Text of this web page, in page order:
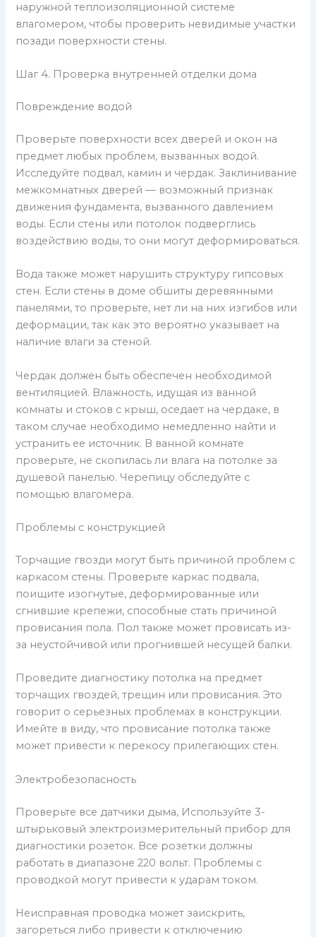
наружной теплоизоляционной системе
влагомером, чтобы проверить невидимые участки
позади поверхности стены.
Шаг 4. Проверка внутренней отделки дома
Повреждение водой
Проверьте поверхности всех дверей и окон на
предмет любых проблем, вызванных водой.
Исследуйте подвал, камин и чердак. Заклинивание
межкомнатных дверей — возможный признак
движения фундамента, вызванного давлением
воды. Если стены или потолок подверглись
воздействию воды, то они могут деформироваться.
Вода также может нарушить структуру гипсовых
стен. Если стены в доме обшиты деревянными
панелями, то проверьте, нет ли на них изгибов или
деформации, так как это вероятно указывает на
наличие влаги за стеной.
Чердак должен быть обеспечен необходимой
вентиляцией. Влажность, идущая из ванной
комнаты и стоков с крыш, оседает на чердаке, в
таком случае необходимо немедленно найти и
устранить ее источник. В ванной комнате
проверьте, не скопилась ли влага на потолке за
душевой панелью. Черепицу обследуйте с
помощью влагомера.
Проблемы с конструкцией
Торчащие гвозди могут быть причиной проблем с
каркасом стены. Проверьте каркас подвала,
поищите изогнутые, деформированные или
сгнившие крепежи, способные стать причиной
провисания пола. Пол также может провисать из-
за неустойчивой или прогнившей несущей балки.
Проведите диагностику потолка на предмет
торчащих гвоздей, трещин или провисания. Это
говорит о серьезных проблемах в конструкции.
Имейте в виду, что провисание потолка также
может привести к перекосу прилегающих стен.
Электробезопасность
Проверьте все датчики дыма, Используйте 3-
штырьковый электроизмерительный прибор для
диагностики розеток. Все розетки должны
работать в диапазоне 220 вольт. Проблемы с
проводкой могут привести к ударам током.
Неисправная проводка может заискрить,
загореться либо привести к отключению